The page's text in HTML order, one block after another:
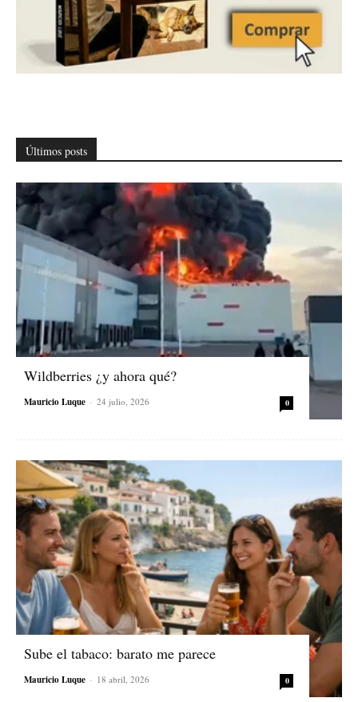
Últimos posts
Wildberries ¿y ahora qué?
Mauricio Luque - 24 julio, 2026 0
Sube el tabaco: barato me parece
Mauricio Luque - 18 abril, 2026 0